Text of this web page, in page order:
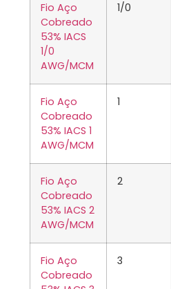
Fio Aço
Cobreado
53% IACS
1/0
AWG/MCM
1/0
Fio Aço
Cobreado
53% IACS 1
AWG/MCM
1
Fio Aço
Cobreado
53% IACS 2
AWG/MCM
2
Fio Aço
Cobreado
3